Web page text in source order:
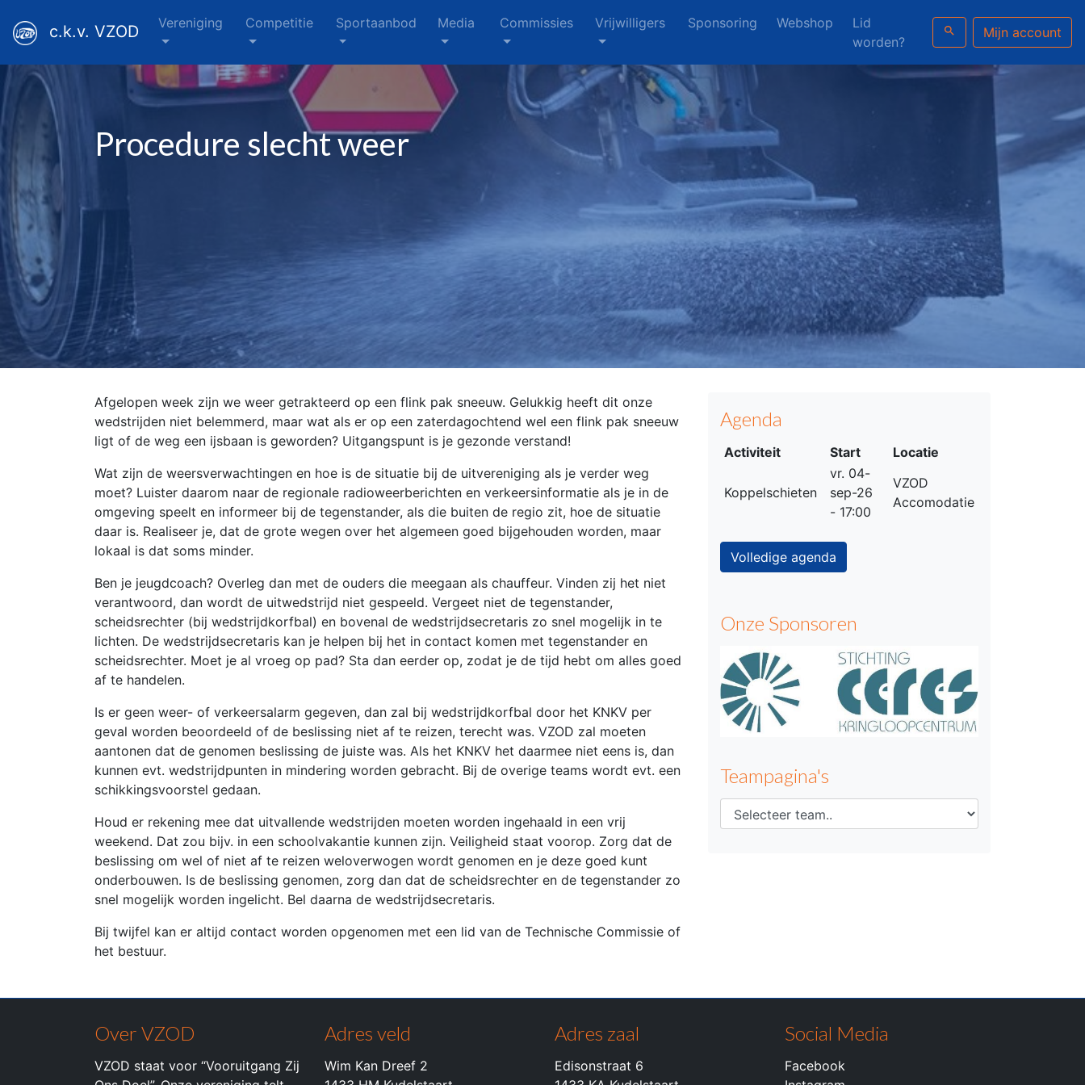
c.k.v. VZOD Vereniging Competitie Sportaanbod Media Commissies Vrijwilligers Sponsoring Webshop
Lid
worden?
search Mijn account
Procedure slecht weer
Afgelopen week zijn we weer getrakteerd op een flink pak sneeuw. Gelukkig heeft dit onze
wedstrijden niet belemmerd, maar wat als er op een zaterdagochtend wel een flink pak sneeuw
ligt of de weg een ijsbaan is geworden? Uitgangspunt is je gezonde verstand!
Wat zijn de weersverwachtingen en hoe is de situatie bij de uitvereniging als je verder weg
moet? Luister daarom naar de regionale radioweerberichten en verkeersinformatie als je in de
omgeving speelt en informeer bij de tegenstander, als die buiten de regio zit, hoe de situatie
daar is. Realiseer je, dat de grote wegen over het algemeen goed bijgehouden worden, maar
lokaal is dat soms minder.
Ben je jeugdcoach? Overleg dan met de ouders die meegaan als chauffeur. Vinden zij het niet
verantwoord, dan wordt de uitwedstrijd niet gespeeld. Vergeet niet de tegenstander,
scheidsrechter (bij wedstrijdkorfbal) en bovenal de wedstrijdsecretaris zo snel mogelijk in te
lichten. De wedstrijdsecretaris kan je helpen bij het in contact komen met tegenstander en
scheidsrechter. Moet je al vroeg op pad? Sta dan eerder op, zodat je de tijd hebt om alles goed
af te handelen.
Is er geen weer- of verkeersalarm gegeven, dan zal bij wedstrijdkorfbal door het KNKV per
geval worden beoordeeld of de beslissing niet af te reizen, terecht was. VZOD zal moeten
aantonen dat de genomen beslissing de juiste was. Als het KNKV het daarmee niet eens is, dan
kunnen evt. wedstrijdpunten in mindering worden gebracht. Bij de overige teams wordt evt. een
schikkingsvoorstel gedaan.
Houd er rekening mee dat uitvallende wedstrijden moeten worden ingehaald in een vrij
weekend. Dat zou bijv. in een schoolvakantie kunnen zijn. Veiligheid staat voorop. Zorg dat de
beslissing om wel of niet af te reizen weloverwogen wordt genomen en je deze goed kunt
onderbouwen. Is de beslissing genomen, zorg dan dat de scheidsrechter en de tegenstander zo
snel mogelijk worden ingelicht. Bel daarna de wedstrijdsecretaris.
Bij twijfel kan er altijd contact worden opgenomen met een lid van de Technische Commissie of
het bestuur.
Agenda
Activiteit Start Locatie
Koppelschieten
vr. 04-
sep-26
- 17:00
VZOD
Accomodatie
Volledige agenda
Onze Sponsoren
Teampagina's
Over VZOD
VZOD staat voor “Vooruitgang Zij
Adres veld
Wim Kan Dreef 2
Adres zaal
Edisonstraat 6
Social Media
Facebook